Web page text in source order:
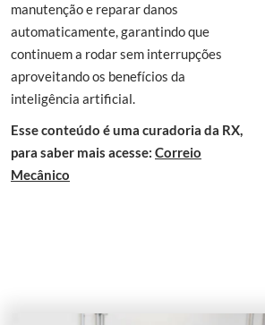
manutenção e reparar danos
automaticamente, garantindo que
continuem a rodar sem interrupções
aproveitando os benefícios da
inteligência artificial.
Esse conteúdo é uma curadoria da RX,
para saber mais acesse: Correio
Mecânico